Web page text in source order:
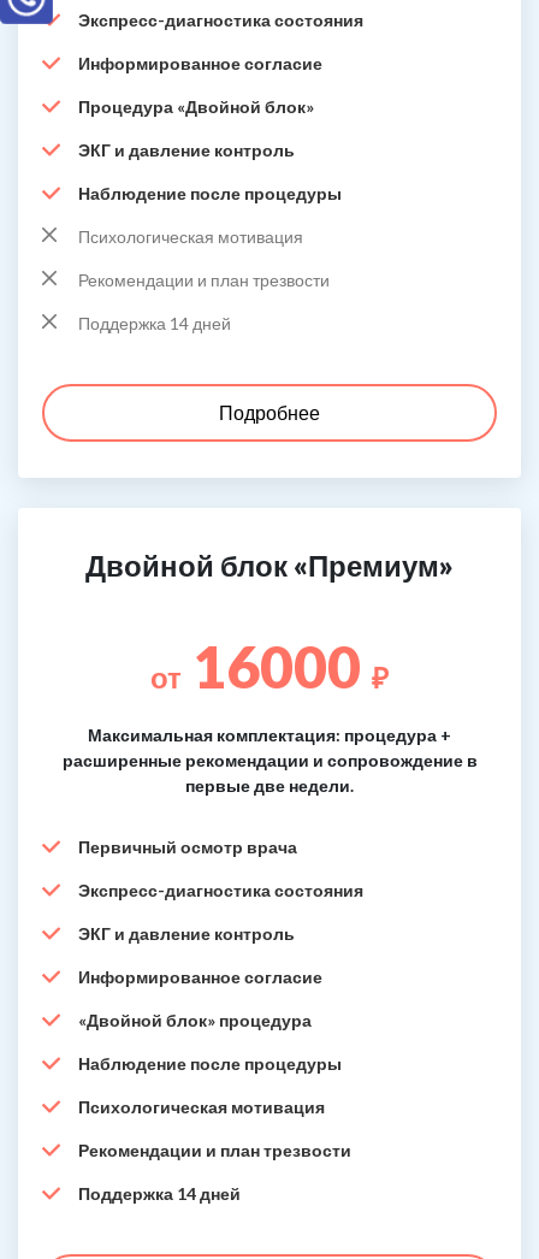
Экспресс-диагностика состояния
Информированное согласие
Процедура «Двойной блок»
ЭКГ и давление контроль
Наблюдение после процедуры
Психологическая мотивация
Рекомендации и план трезвости
Поддержка 14 дней
Подробнее
Двойной блок «Премиум»
от 16000 ₽
Максимальная комплектация: процедура +
расширенные рекомендации и сопровождение в
первые две недели.
Первичный осмотр врача
Экспресс-диагностика состояния
ЭКГ и давление контроль
Информированное согласие
«Двойной блок» процедура
Наблюдение после процедуры
Психологическая мотивация
Рекомендации и план трезвости
Поддержка 14 дней